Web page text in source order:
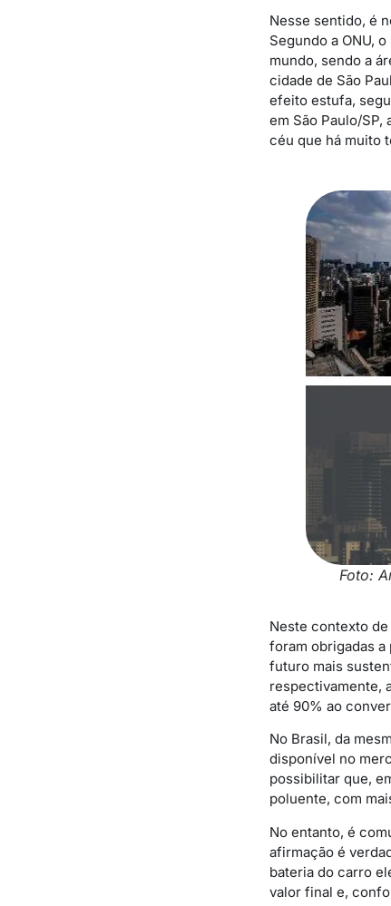
Nesse sentido, é
Segundo a ONU,
mundo, sendo a
cidade de São
efeito estufa,
em São Paulo/
céu que há muito
Foto:
Neste contexto
foram obrigadas
futuro mais
respectivamente,
até 90% ao
No Brasil, da
disponível no
possibilitar que,
poluente, com
No entanto, é
afirmação é
bateria do carro
valor final e,